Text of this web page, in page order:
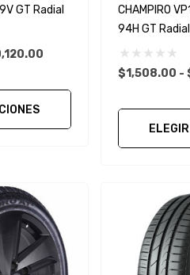
GT Radial
CHAMPIRO
94H GT Radial
$1,508.00 -